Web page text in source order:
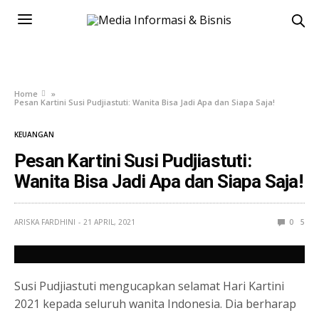
Home
»
Pesan Kartini Susi Pudjiastuti: Wanita Bisa Jadi Apa dan Siapa Saja!
KEUANGAN
Pesan Kartini Susi Pudjiastuti:
Wanita Bisa Jadi Apa dan Siapa Saja!
ARISKA FARDHINI 21 APRIL, 2021 0 5
Susi Pudjiastuti mengucapkan selamat Hari Kartini
2021 kepada seluruh wanita Indonesia. Dia berharap